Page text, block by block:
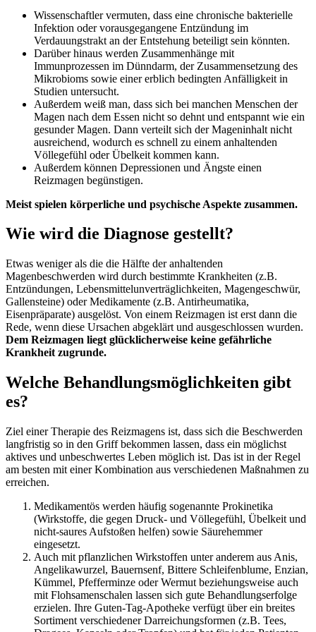
Wissenschaftler vermuten, dass eine chronische bakterielle
Infektion oder vorausgegangene Entzündung im
Verdauungstrakt an der Entstehung beteiligt sein könnten.
Darüber hinaus werden Zusammenhänge mit
Immunprozessen im Dünndarm, der Zusammensetzung des
Mikrobioms sowie einer erblich bedingten Anfälligkeit in
Studien untersucht.
Außerdem weiß man, dass sich bei manchen Menschen der
Magen nach dem Essen nicht so dehnt und entspannt wie ein
gesunder Magen. Dann verteilt sich der Mageninhalt nicht
ausreichend, wodurch es schnell zu einem anhaltenden
Völlegefühl oder Übelkeit kommen kann.
Außerdem können Depressionen und Ängste einen
Reizmagen begünstigen.
Meist spielen körperliche und psychische Aspekte zusammen.
Wie wird die Diagnose gestellt?
Etwas weniger als die die Hälfte der anhaltenden
Magenbeschwerden wird durch bestimmte Krankheiten (z.B.
Entzündungen, Lebensmittelunverträglichkeiten, Magengeschwür,
Gallensteine) oder Medikamente (z.B. Antirheumatika,
Eisenpräparate) ausgelöst. Von einem Reizmagen ist erst dann die
Rede, wenn diese Ursachen abgeklärt und ausgeschlossen wurden.
Dem Reizmagen liegt glücklicherweise keine gefährliche
Krankheit zugrunde.
Welche Behandlungsmöglichkeiten gibt
es?
Ziel einer Therapie des Reizmagens ist, dass sich die Beschwerden
langfristig so in den Griff bekommen lassen, dass ein möglichst
aktives und unbeschwertes Leben möglich ist. Das ist in der Regel
am besten mit einer Kombination aus verschiedenen Maßnahmen zu
erreichen.
Medikamentös werden häufig sogenannte Prokinetika
(Wirkstoffe, die gegen Druck- und Völlegefühl, Übelkeit und
nicht-saures Aufstoßen helfen) sowie Säurehemmer
eingesetzt.
Auch mit pflanzlichen Wirkstoffen unter anderem aus Anis,
Angelikawurzel, Bauernsenf, Bittere Schleifenblume, Enzian,
Kümmel, Pfefferminze oder Wermut beziehungsweise auch
mit Flohsamenschalen lassen sich gute Behandlungserfolge
erzielen. Ihre Guten-Tag-Apotheke verfügt über ein breites
Sortiment verschiedener Darreichungsformen (z.B. Tees,